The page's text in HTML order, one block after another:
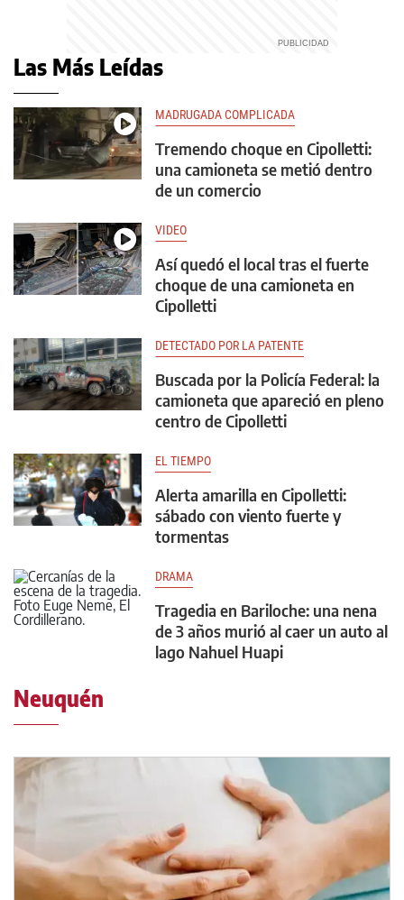
Las Más Leídas
MADRUGADA COMPLICADA
Tremendo choque en Cipolletti:
una camioneta se metió dentro
de un comercio
VIDEO
Así quedó el local tras el fuerte
choque de una camioneta en
Cipolletti
DETECTADO POR LA PATENTE
Buscada por la Policía Federal: la
camioneta que apareció en pleno
centro de Cipolletti
EL TIEMPO
Alerta amarilla en Cipolletti:
sábado con viento fuerte y
tormentas
DRAMA
Tragedia en Bariloche: una nena
de 3 años murió al caer un auto al
lago Nahuel Huapi
Neuquén